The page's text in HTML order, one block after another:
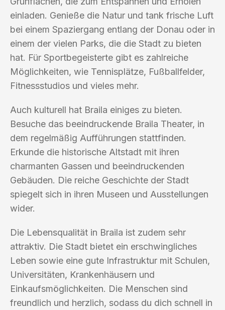
einladen. Genieße die Natur und tank frische Luft
bei einem Spaziergang entlang der Donau oder in
einem der vielen Parks, die die Stadt zu bieten
hat. Für Sportbegeisterte gibt es zahlreiche
Möglichkeiten, wie Tennisplätze, Fußballfelder,
Fitnessstudios und vieles mehr.
Auch kulturell hat Braila einiges zu bieten.
Besuche das beeindruckende Braila Theater, in
dem regelmäßig Aufführungen stattfinden.
Erkunde die historische Altstadt mit ihren
charmanten Gassen und beeindruckenden
Gebäuden. Die reiche Geschichte der Stadt
spiegelt sich in ihren Museen und Ausstellungen
wider.
Die Lebensqualität in Braila ist zudem sehr
attraktiv. Die Stadt bietet ein erschwingliches
Leben sowie eine gute Infrastruktur mit Schulen,
Universitäten, Krankenhäusern und
Einkaufsmöglichkeiten. Die Menschen sind
freundlich und herzlich, sodass du dich schnell in